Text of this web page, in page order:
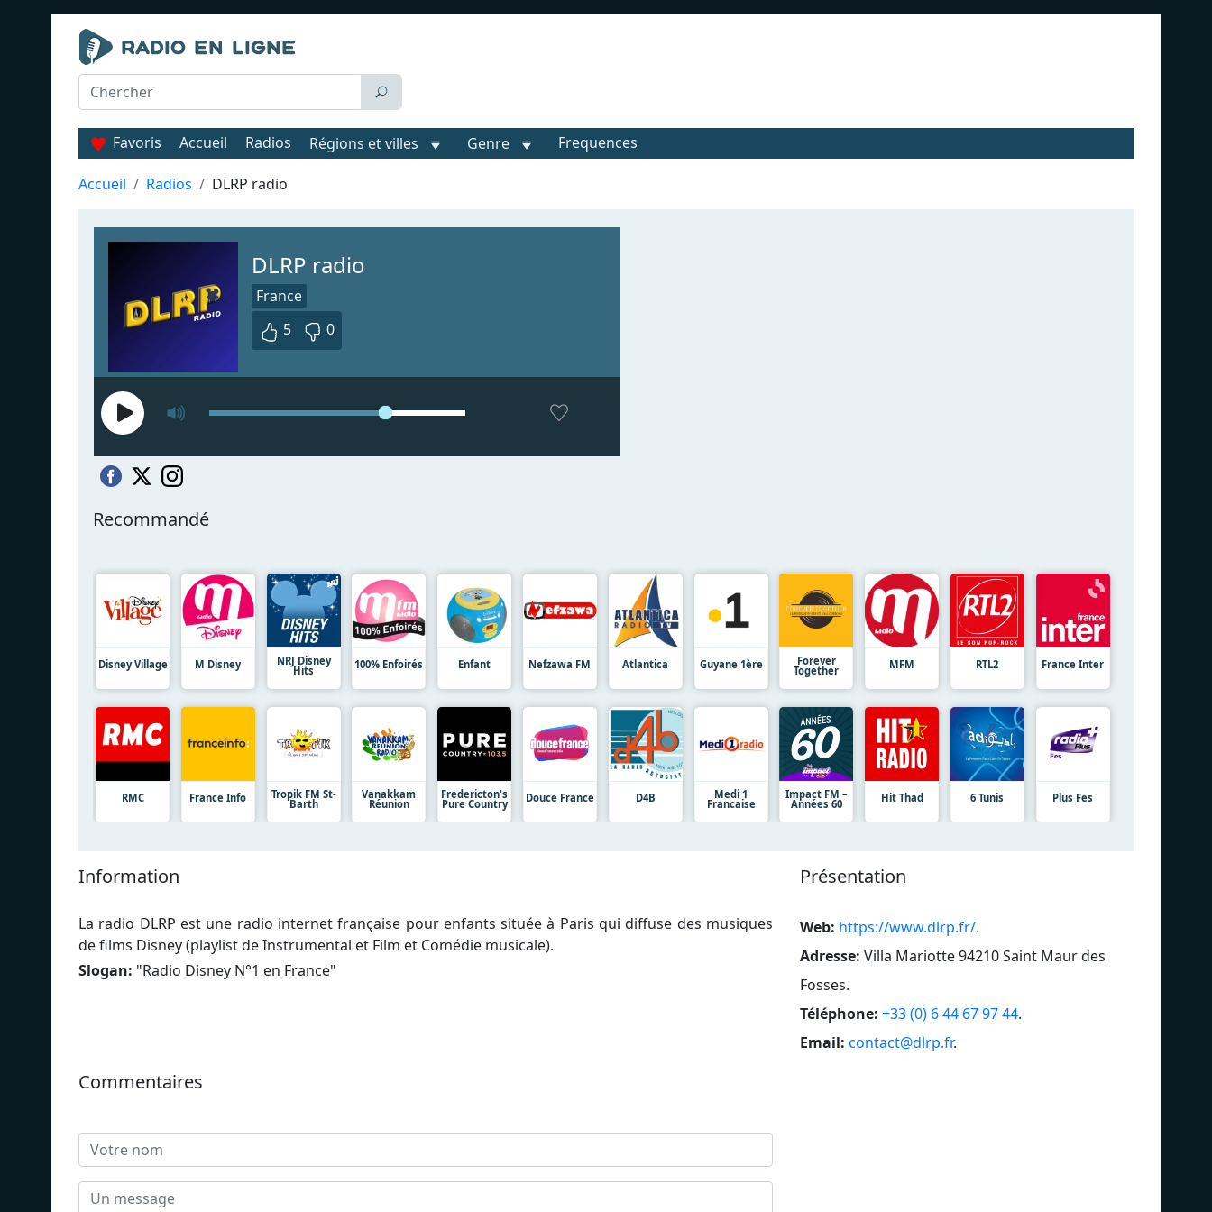
Favoris Accueil Radios Régions et villes Genre Frequences
Accueil Radios DLRP radio
DLRP radio
France
5
0
Recommandé
Disney Village M Disney NRJ Disney
Hits 100% Enfoirés Enfant Nefzawa FM Atlantica Guyane 1ère Forever
Together MFM RTL2 France Inter
RMC France Info Tropik FM St-
Barth
Vanakkam
Réunion
Fredericton's
Pure Country Douce France D4B Medi 1
Francaise
Impact FM –
Années 60 Hit Thad 6 Tunis Plus Fes
Information
La radio DLRP est une radio internet française pour enfants située à Paris qui diffuse des musiques
de films Disney (playlist de Instrumental et Film et Comédie musicale).
Slogan: "Radio Disney N°1 en France"
Présentation
Web: https://www.dlrp.fr/.
Adresse: Villa Mariotte 94210 Saint Maur des
Fosses.
Téléphone: +33 (0) 6 44 67 97 44.
Email: contact@dlrp.fr.
Commentaires